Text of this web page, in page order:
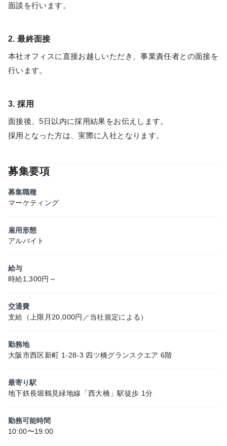
面談を行います。
2. 最終面接
本社オフィスに直接お越しいただき、事業責任者との面接を
行います。
3. 採用
面接後、5日以内に採用結果をお伝えします。
採用となった方は、実際に入社となります。
募集要項
募集職種
マーケティング
雇用形態
アルバイト
給与
時給1,300円～
交通費
支給（上限月20,000円／当社規定による）
勤務地
大阪市西区新町 1-28-3 四ツ橋グランスクエア 6階
最寄り駅
地下鉄長堀鶴見緑地線「西大橋」駅徒歩 1分
勤務可能時間
10:00〜19:00